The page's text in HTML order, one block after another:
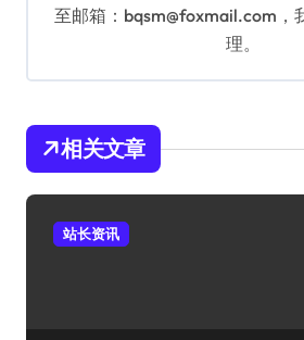
至邮箱：bqsm@foxmail.com，
理。
相关文章
站长资讯